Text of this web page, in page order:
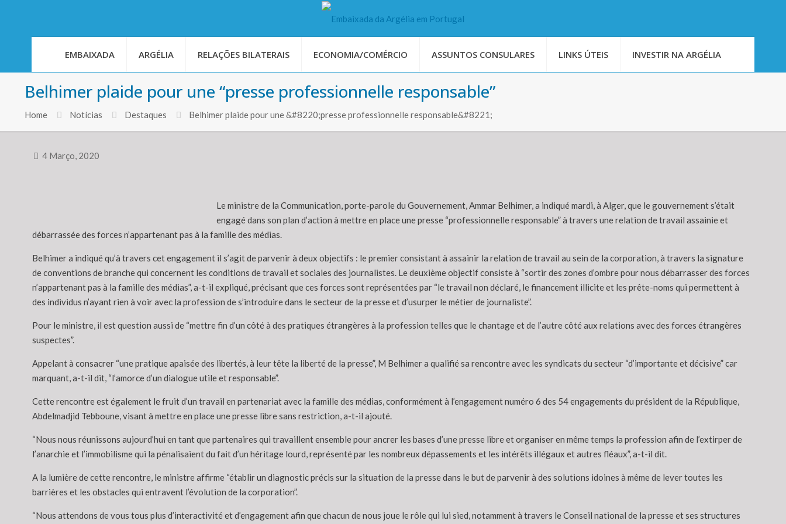
EMBAIXADA ARGÉLIA RELAÇÕES BILATERAIS ECONOMIA/COMÉRCIO ASSUNTOS CONSULARES LINKS ÚTEIS INVESTIR NA ARGÉLIA
Belhimer plaide pour une “presse professionnelle responsable”
Home Notícias Destaques Belhimer plaide pour une &#8220;presse professionnelle responsable&#8221;
4 Março, 2020
Le ministre de la Communication, porte-parole du Gouvernement, Ammar Belhimer, a indiqué mardi, à Alger, que le gouvernement s’était
engagé dans son plan d’action à mettre en place une presse “professionnelle responsable” à travers une relation de travail assainie et
débarrassée des forces n’appartenant pas à la famille des médias.
Belhimer a indiqué qu’à travers cet engagement il s’agit de parvenir à deux objectifs : le premier consistant à assainir la relation de travail au sein de la corporation, à travers la signature
de conventions de branche qui concernent les conditions de travail et sociales des journalistes. Le deuxième objectif consiste à “sortir des zones d’ombre pour nous débarrasser des forces
n’appartenant pas à la famille des médias”, a-t-il expliqué, précisant que ces forces sont représentées par “le travail non déclaré, le financement illicite et les prête-noms qui permettent à
des individus n’ayant rien à voir avec la profession de s’introduire dans le secteur de la presse et d’usurper le métier de journaliste”.
Pour le ministre, il est question aussi de “mettre fin d’un côté à des pratiques étrangères à la profession telles que le chantage et de l’autre côté aux relations avec des forces étrangères
suspectes”.
Appelant à consacrer “une pratique apaisée des libertés, à leur tête la liberté de la presse”, M Belhimer a qualifié sa rencontre avec les syndicats du secteur “d’importante et décisive” car
marquant, a-t-il dit, “l’amorce d’un dialogue utile et responsable”.
Cette rencontre est également le fruit d’un travail en partenariat avec la famille des médias, conformément à l’engagement numéro 6 des 54 engagements du président de la République,
Abdelmadjid Tebboune, visant à mettre en place une presse libre sans restriction, a-t-il ajouté.
“Nous nous réunissons aujourd’hui en tant que partenaires qui travaillent ensemble pour ancrer les bases d’une presse libre et organiser en même temps la profession afin de l’extirper de
l’anarchie et l’immobilisme qui la pénalisaient du fait d’un héritage lourd, représenté par les nombreux dépassements et les intérêts illégaux et autres fléaux”, a-t-il dit.
A la lumière de cette rencontre, le ministre affirme “établir un diagnostic précis sur la situation de la presse dans le but de parvenir à des solutions idoines à même de lever toutes les
barrières et les obstacles qui entravent l’évolution de la corporation”.
“Nous attendons de vous tous plus d’interactivité et d’engagement afin que chacun de nous joue le rôle qui lui sied, notamment à travers le Conseil national de la presse et ses structures